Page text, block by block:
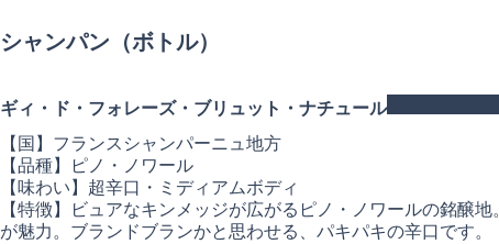
シャンパン（ボトル）
ギィ・ド・フォレーズ・ブリュット・ナチュール
【国】フランスシャンパーニュ地方
【品種】ピノ・ノワール
【味わい】超辛口・ミディアムボディ
【特徴】ビュアなキンメッジが広がるピノ・ノワールの銘醸
が魅力。ブランドブランかと思わせる、パキパキの辛口です。